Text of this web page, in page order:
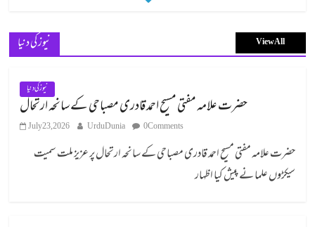
نیوز کی دنیا View All
نیوز کی دنیا
July 23, 2026 UrduDunia 0 Comments
حضرت علامہ مفتی مسیح احمد قادری مصباحی کے سانحہ ارتحال پر عزیز ملت سمیت
سیکڑوں علما نے پیش کیا اظہار